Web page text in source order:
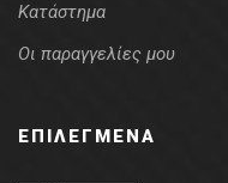
Κατάστημα
Οι παραγγελίες μου
ΕΠΙΛΕΓΜΈΝΑ